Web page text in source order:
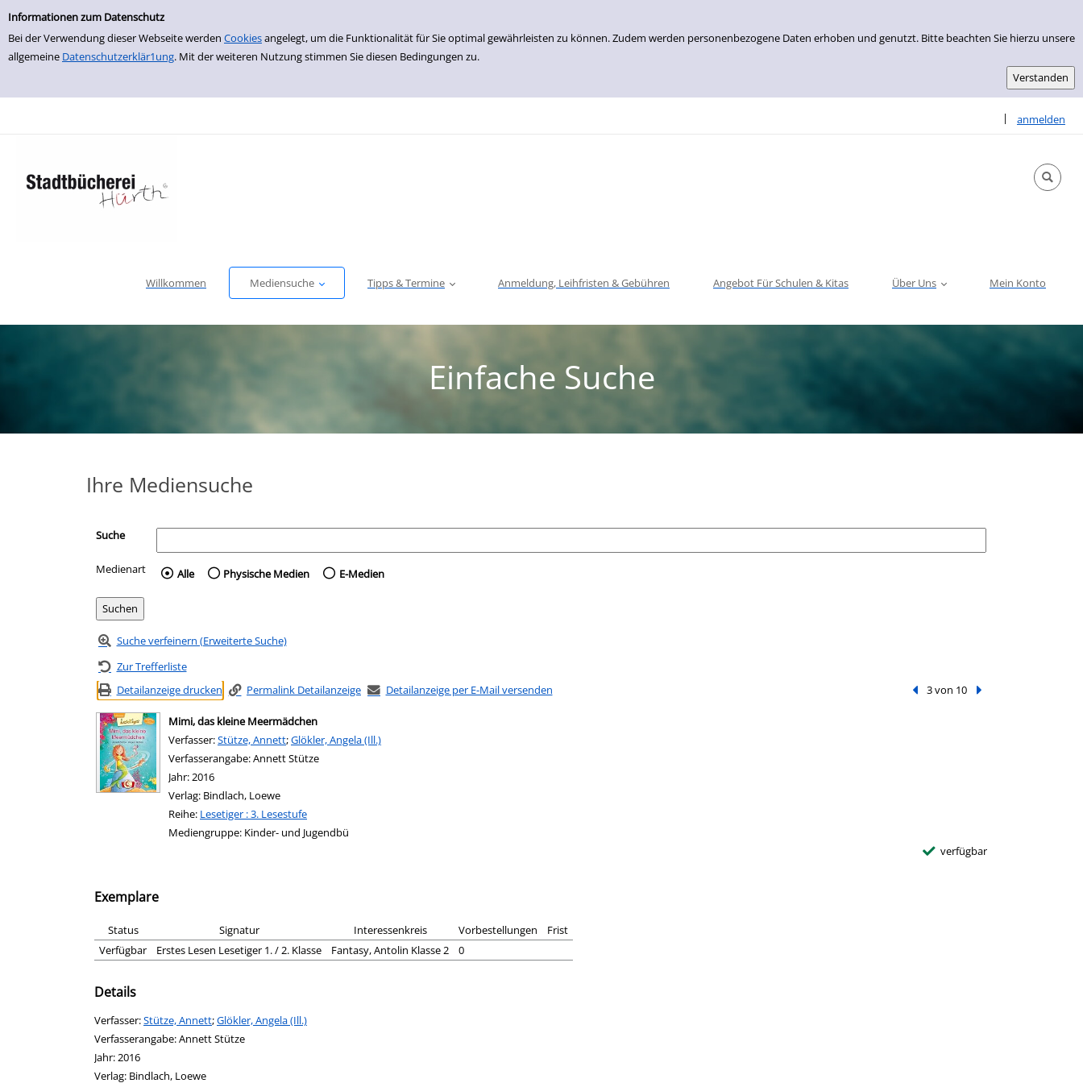
Einfache Suche
Informationen zum Datenschutz
Bei der Verwendung dieser Webseite werden Cookiesangelegt, um die Funktionalität für Sie optimal gewährleisten zu können. Zudem werden personenbezogene Daten erhoben und genutzt. Bitte beachten Sie hierzu unsere
allgemeine Datenschutzerklär1ung. Mit der weiteren Nutzung stimmen Sie diesen Bedingungen zu.
zur Navigation springen
zum Inhalt springen
Zur Detailanzeige springen
| anmelden
Sprache
Willkommen Mediensuche Tipps & Termine Anmeldung, Leihfristen & Gebühren Angebot Für Schulen & Kitas Über Uns Mein Konto
Einfache Suche
Ihre Mediensuche
Suche
Medienart Wählen Sie die Medienart nach der Sie suchen wollen.
Alle Physische Medien E-Medien
Suche verfeinern (Erweiterte Suche)
Zur Trefferliste
Detailanzeige drucken
Permalink Detailanzeige Detailanzeige per E-Mail versenden Vorheriger Treffer
3 von 10 Nächster Treffer
Mimi, das kleine Meermädchen
Verfasser:Suche nach diesem Verfasser
Stütze, Annett;Glökler, Angela (Ill.)
Verfasserangabe:Annett Stütze
Jahr:2016
Verlag: Bindlach, Loewe
Reihe: Lesetiger : 3. Lesestufe
Mediengruppe: Kinder- und Jugendbü
verfügbar
Exemplare
Status Signatur Interessenkreis Vorbestellungen
Frist
Verfügbar
Erstes Lesen Lesetiger 1. / 2. Klasse Fantasy, Antolin Klasse 2 0
Details
Verfasser:Suche nach diesem Verfasser
Stütze, Annett;Glökler, Angela (Ill.)
Verfasserangabe:Annett Stütze
Jahr:2016
Verlag: Bindlach, Loewe